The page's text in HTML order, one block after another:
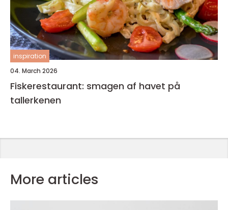
inspiration
04. March 2026
Fiskerestaurant: smagen af havet på
tallerkenen
More articles